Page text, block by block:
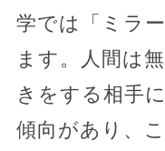
学では「ミラ
ます。人間は
きをする相手
傾向があり、